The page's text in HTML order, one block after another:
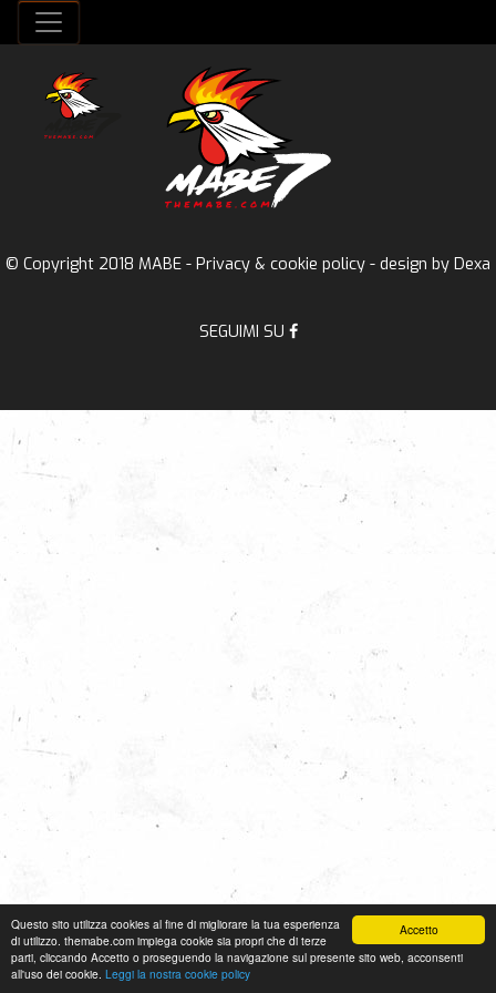
Accetto
Questo sito utilizza cookies al fine di migliorare la tua esperienza
di utilizzo. themabe.com impiega cookie sia propri che di terze
parti, cliccando Accetto o proseguendo la navigazione sul presente sito web, acconsenti
all'uso dei cookie. Leggi la nostra cookie policy
© Copyright 2018 MABE - Privacy & cookie policy - design by Dexa
SEGUIMI SU